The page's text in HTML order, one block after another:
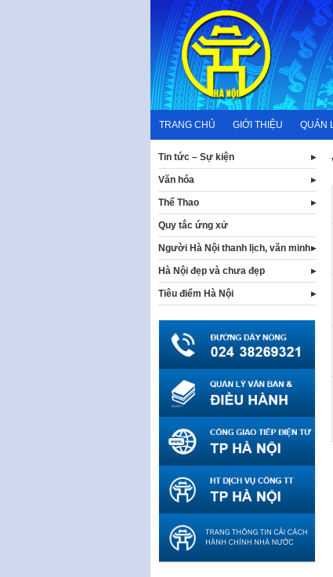
content
TRANG CHỦ GIỚI THIỆU QUẢN
Tin tức – Sự kiện
Văn hóa
Thể Thao
Quy tắc ứng xử
Người Hà Nội thanh lịch, văn minh
Hà Nội đẹp và chưa đẹp
Tiêu điểm Hà Nội